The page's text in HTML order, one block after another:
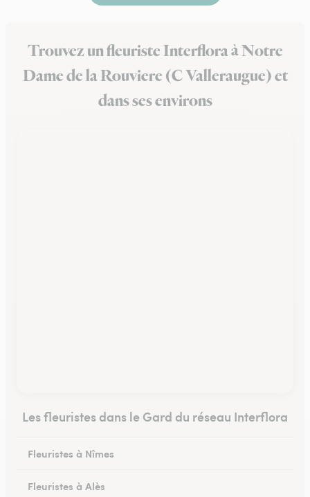
Trouvez un fleuriste Interflora à Notre
Dame de la Rouviere (C Valleraugue) et
dans ses environs
Les fleuristes dans le Gard du réseau Interflora
Fleuristes à Nîmes
Fleuristes à Alès